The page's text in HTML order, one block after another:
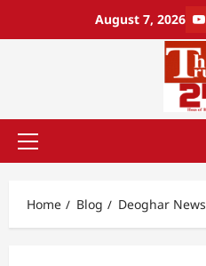
August 7, 2026
Home Blog Deoghar News